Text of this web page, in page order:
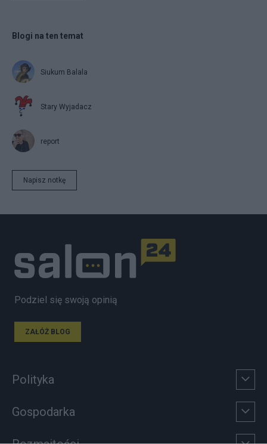
Blogi na ten temat
Siukum Balala
Stary Wyjadacz
report
Napisz notkę
Podziel się swoją opinią
ZAŁÓŻ BLOG
Polityka
Gospodarka